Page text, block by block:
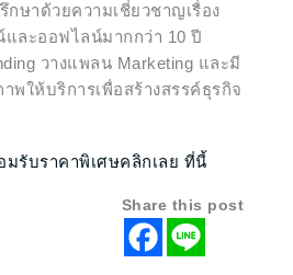
ษาด้วยความเชี่ยวชาญเรื่อง
ละออฟไลน์มากกว่า 10 ปี
วางแพลน Marketing และมี
พให้บริการเพื่อสร้างสรรค์ธุรกิจ
รับราคาพิเศษคลิกเลย ที่นี้
Share this post